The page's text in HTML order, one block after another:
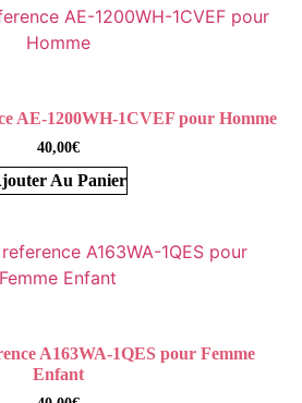
AE-1200WH-1CVEF pour Homme
40,00€
Au Panier
A163WA-1QES pour Femme
Enfant